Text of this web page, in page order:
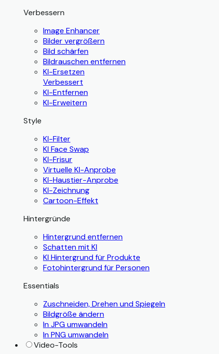
Verbessern
Image Enhancer
Bilder vergrößern
Bild schärfen
Bildrauschen entfernen
KI-Ersetzen
Verbessert
KI-Entfernen
KI-Erweitern
Style
KI-Filter
KI Face Swap
KI-Frisur
Virtuelle KI-Anprobe
KI-Haustier-Anprobe
KI-Zeichnung
Cartoon-Effekt
Hintergründe
Hintergrund entfernen
Schatten mit KI
KI Hintergrund für Produkte
Fotohintergrund für Personen
Essentials
Zuschneiden, Drehen und Spiegeln
Bildgröße ändern
In JPG umwandeln
In PNG umwandeln
Video-Tools